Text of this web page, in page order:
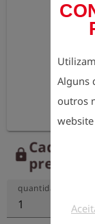
Alguns
outros
lockpreços.
quantidade
1